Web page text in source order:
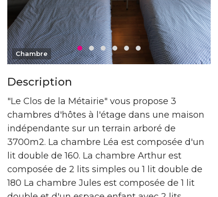
Chambre
Description
"Le Clos de la Métairie" vous propose 3
chambres d'hôtes à l'étage dans une maison
indépendante sur un terrain arboré de
3700m2. La chambre Léa est composée d'un
lit double de 160. La chambre Arthur est
composée de 2 lits simples ou 1 lit double de
180 La chambre Jules est composée de 1 lit